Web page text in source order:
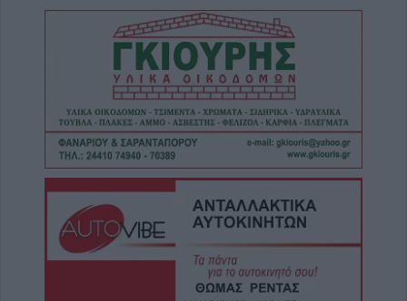
Συνεδριάζει την Τρίτη 11 Αυγούστου το
Δημοτικό Συμβούλιο Λίμνης Πλαστήρα
7 Αυγούστου 2026, 14:05
Την Κυριακή 9 Αυγούστου το 40ήμερο
μνημόσυνο του Βάιου Κουκουνή
7 Αυγούστου 2026, 13:59
Το Σάββατο 8 Αυγούστου η κηδεία της Βάιας
Χασομέρη
7 Αυγούστου 2026, 13:14
Στο 3,4% ο πληθωρισμός τον Ιούλιο του
2026 σύμφωνα με την ΕΛΣΤΑΤ